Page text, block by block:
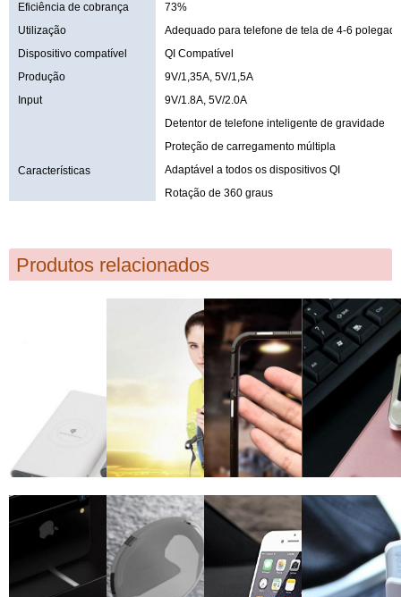
Eficiência de cobrança
73%
Utilização
Adequado para telefone de tela de 4-6
Dispositivo compatível
QI Compatível
Produção
9V/1,35A, 5V/1,5A
Input
9V/1.8A, 5V/2.0A
Características
Detentor de telefone inteligente de gravidade
Proteção de carregamento múltipla
Adaptável a todos os dispositivos QI
Rotação de 360 graus
Produtos relacionados